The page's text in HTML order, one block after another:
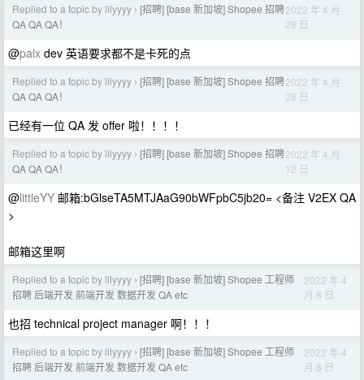
Replied to a topic by lilyyyy › [招聘] [base 新加坡] Shopee 招聘
QA QA QA！
2022 年 4 月
28 日
@palx dev 英语要求都不是卡死的点
Replied to a topic by lilyyyy › [招聘] [base 新加坡] Shopee 招聘
QA QA QA！
2022 年 4 月
28 日
已经有一位 QA 发 offer 啦！！！！
Replied to a topic by lilyyyy › [招聘] [base 新加坡] Shopee 招聘
QA QA QA！
2022 年 4 月
12 日
@littleYY 邮箱:bGlseTA5MTJAaG90bWFpbC5jb20= <备注 V2EX QA
>
邮箱这里啊
Replied to a topic by lilyyyy › [招聘] [base 新加坡] Shopee 工程师
招聘 后端开发 前端开发 数据开发 QA etc
2022 年 4
月 8 日
也招 technical project manager 啊！！！
Replied to a topic by lilyyyy › [招聘] [base 新加坡] Shopee 工程师
招聘 后端开发 前端开发 数据开发 QA etc
2022 年 4
月 8 日